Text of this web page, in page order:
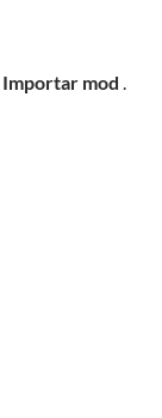
Importar mod .